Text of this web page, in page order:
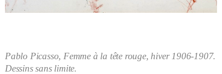
Pablo Picasso, Femme à la tête rouge, hiver 1906-1907.
Dessins sans limite.